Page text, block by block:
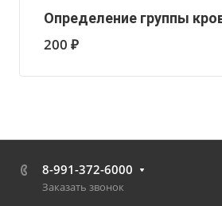
Определение группы
200 ₽
8-991-372-6000
Заказать звонок